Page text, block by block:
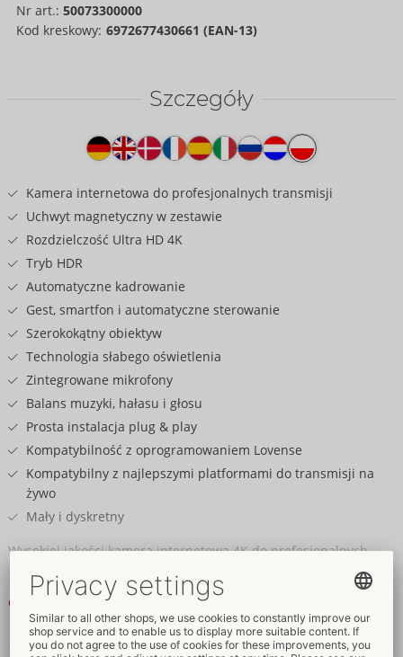
Nr art.: 50073300000
Kod kreskowy: 6972677430661 (EAN-13)
Szczegóły
produkcie
Kamera internetowa do profesjonalnych transmisji
Uchwyt magnetyczny w zestawie
Rozdzielczość Ultra HD 4K
Tryb HDR
Automatyczne kadrowanie
Gest, smartfon i automatyczne sterowanie
Szerokokątny obiektyw
Technologia słabego oświetlenia
Zintegrowane mikrofony
Balans muzyki, hałasu i głosu
Prosta instalacja plug & play
Kompatybilność z oprogramowaniem Lovense
Kompatybilny z najlepszymi platformami do transmisji na
żywo
Mały i dyskretny
Wysokiej jakości kamera internetowa 4K do profesjonalnych
streamów!
Kamera internetowa 2 od Lovense oferuje wysokiej jakości
rozdzielczość Ultra HD 4K i nowoczesny szerokokątny obiektyw
zapewniający ostry jak brzytwa, szczegółowy obraz. Potężny tryb
Czytaj dalej
Dane i własności